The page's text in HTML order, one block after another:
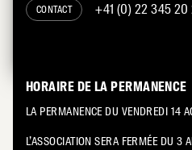
CONTACT
+41 (0) 22 345 20
HORAIRE DE LA PERMANENCE
LA PERMANENCE DU VENDREDI 14
L’ASSOCIATION SERA FERMÉE DU 3